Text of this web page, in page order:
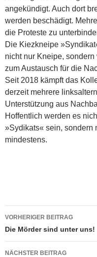
angekündigt. Auch dort
werden beschädigt.
die Proteste zu
Die Kiezkneipe
nicht nur Kneipe,
zum Austausch für die
Seit 2018 kämpft das
derzeit mehrere
Unterstützung aus
Hoffentlich werden es
»Sydikats« sein, sondern
mindestens.
VORHERIGER BEITRAG
Die Mörder sind unter uns!
NÄCHSTER BEITRAG